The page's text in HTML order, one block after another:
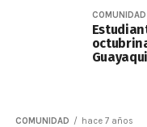
COMUNIDAD
COMUNIDAD hace 7 años